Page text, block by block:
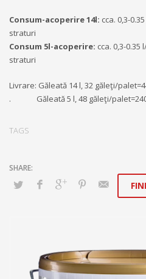
Consum-acoperire 14l: cca. 0,3-
straturi
Consum 5l-acoperire: cca. 0,3-0.35
straturi
Livrare: Găleată 14 l, 32 găleţi/
. Găleată 5 l, 48 găleţi/
TAGS